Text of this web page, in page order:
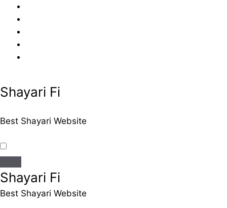
content
Shayari Fi
Best Shayari Website
Shayari Fi
Best Shayari Website